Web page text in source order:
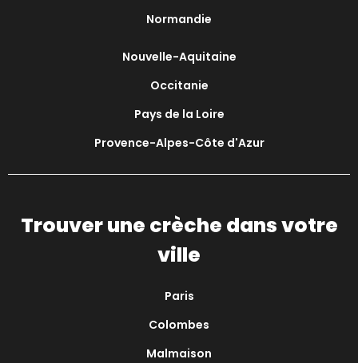
Normandie
Nouvelle-Aquitaine
Occitanie
Pays de la Loire
Provence-Alpes-Côte d'Azur
Trouver une crèche dans votre
ville
Paris
Colombes
Malmaison